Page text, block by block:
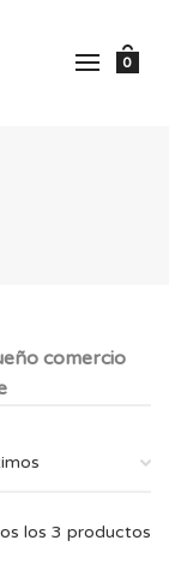
0
comercio
los 3 productos